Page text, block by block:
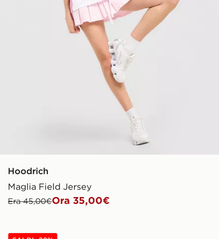
Hoodrich
Maglia Field Jersey
Era 45,00€Ora 35,00€